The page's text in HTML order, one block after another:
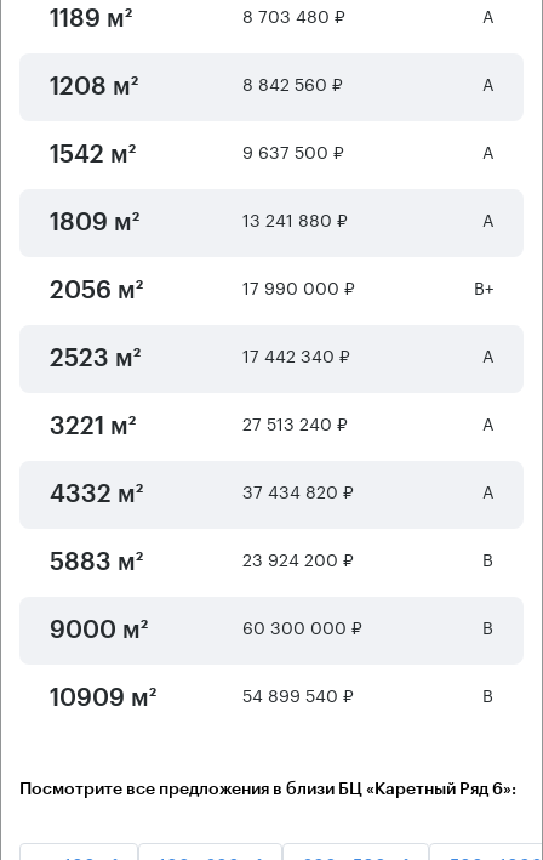
1189 м² 8 703 480 ₽ А
1208 м² 8 842 560 ₽ А
1542 м² 9 637 500 ₽ А
1809 м² 13 241 880 ₽ А
2056 м² 17 990 000 ₽ B+
2523 м² 17 442 340 ₽ А
3221 м² 27 513 240 ₽ А
4332 м² 37 434 820 ₽ А
5883 м² 23 924 200 ₽ B
9000 м² 60 300 000 ₽ B
10909 м² 54 899 540 ₽ B
Посмотрите все предложения в близи БЦ «Каретный Ряд 6»: